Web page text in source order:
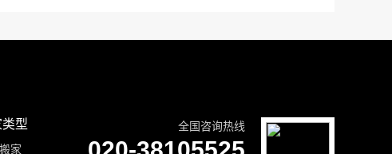
型
家
全国咨询热线